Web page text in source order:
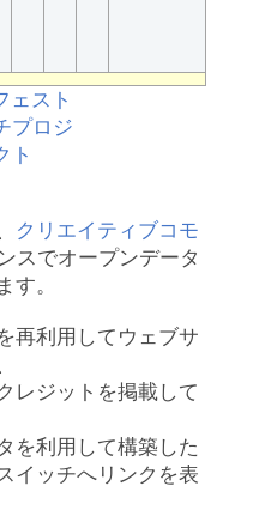
クリエイティブコモ
スでオープンデータ
す。
再利用してウェブサ
レジットを掲載して
を利用して構築した
イッチへリンクを表